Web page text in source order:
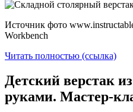
Источник фото
Workbench
Читать полностью (ссылка)
Детский верстак
руками. Мастер-